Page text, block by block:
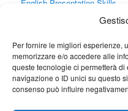
Per fornire le migliori esperienze,
memorizzare e/o accedere alle
queste tecnologie ci permetterà
navigazione o ID unici su questo
consenso può influire
English Presentation Skills
Cerca